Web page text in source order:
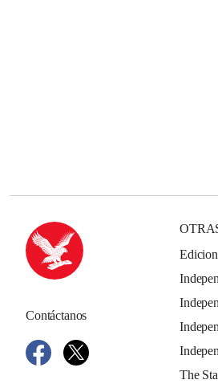
Contáctanos
The